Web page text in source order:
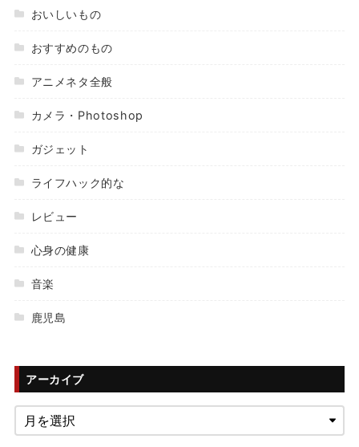
おいしいもの
おすすめのもの
アニメネタ全般
カメラ・Photoshop
ガジェット
ライフハック的な
レビュー
心身の健康
音楽
鹿児島
アーカイブ